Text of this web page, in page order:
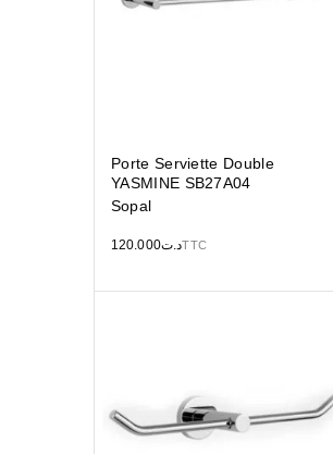
Porte Serviette Double
YASMINE SB27A04
Sopal
د.ت120.000 TTC